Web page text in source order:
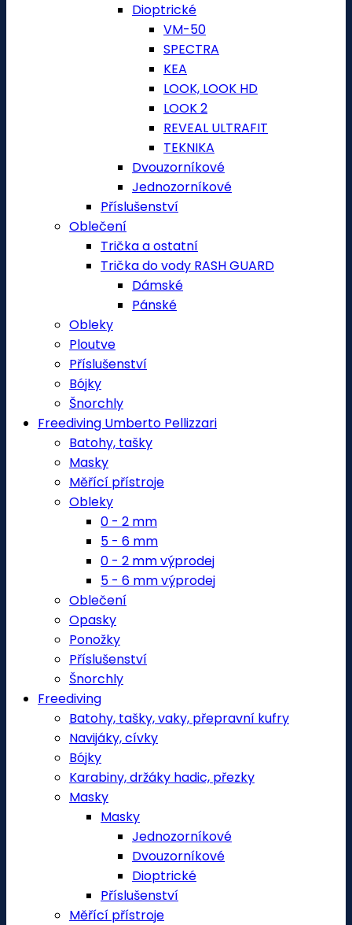
Dioptrické
VM-50
SPECTRA
KEA
LOOK, LOOK HD
LOOK 2
REVEAL ULTRAFIT
TEKNIKA
Dvouzorníkové
Jednozorníkové
Příslušenství
Oblečení
Trička a ostatní
Trička do vody RASH GUARD
Dámské
Pánské
Obleky
Ploutve
Příslušenství
Bójky
Šnorchly
Freediving Umberto Pellizzari
Batohy, tašky
Masky
Měřící přístroje
Obleky
0 - 2 mm
5 - 6 mm
0 - 2 mm výprodej
5 - 6 mm výprodej
Oblečení
Opasky
Ponožky
Příslušenství
Šnorchly
Freediving
Batohy, tašky, vaky, přepravní kufry
Navijáky, cívky
Bójky
Karabiny, držáky hadic, přezky
Masky
Masky
Jednozorníkové
Dvouzorníkové
Dioptrické
Příslušenství
Měřící přístroje